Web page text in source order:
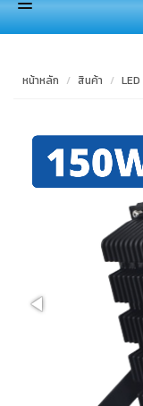
หน้าหลัก สินค้า